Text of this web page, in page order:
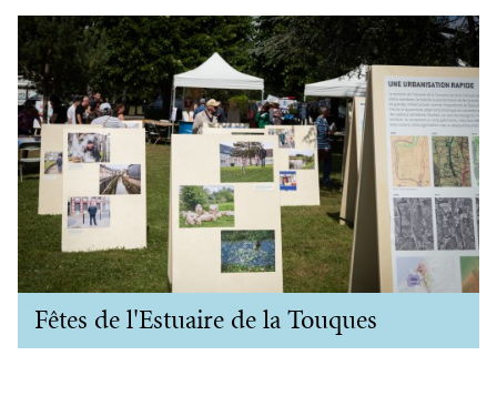
Fêtes de l'Estuaire de la Touques